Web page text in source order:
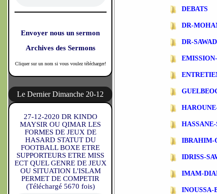
Envoyer nous un sermon
Archives des Sermons
Cliquer sur un nom si vous voulez télécharger!
Le Dernier Dimanche 20-12
27-12-2020 DR KINDO
MAYSIR OU QIMAR LES
FORMES DE JEUX DE
HASARD STATUT DU
FOOTBALL BOXE ETRE
SUPPORTEURS ETRE MISS
ECT QUEL GENRE DE JEUX
OU SITUATION L'ISLAM
PERMET DE COMPETIR
(Téléchargé 5670 fois)
DEBATS
DR-
DR-
IBRAHIM-
IDRISS-
IMAM-
INOUSSA-